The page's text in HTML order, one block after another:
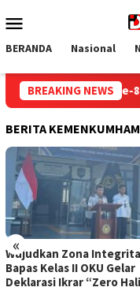
ke
Mobile
BERANDA Nasional
BREAKING NEWS
Kwarcab Muba
BERITA KEMENKUMHAM
«
Puncak HBP Ke-62,
Tasyakuran dilaksanakan
Lapas Kelas I Palembang,